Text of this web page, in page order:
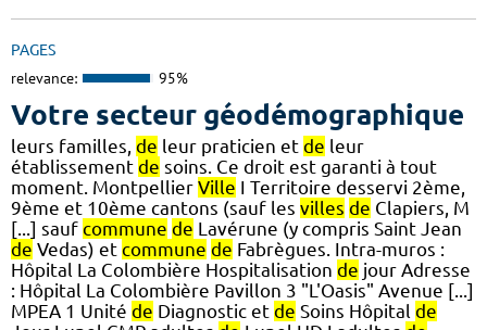
PAGES
relevance: 95%
Votre secteur géodémographique
leurs familles, de leur praticien et de leur
établissement de soins. Ce droit est garanti à tout
moment. Montpellier Ville I Territoire desservi 2ème,
9ème et 10ème cantons (sauf les villes de Clapiers, M
[...] sauf commune de Lavérune (y compris Saint Jean
de Vedas) et commune de Fabrègues. Intra-muros :
Hôpital La Colombière Hospitalisation de jour Adresse
: Hôpital La Colombière Pavillon 3 "L'Oasis" Avenue [...]
MPEA 1 Unité de Diagnostic et de Soins Hôpital de